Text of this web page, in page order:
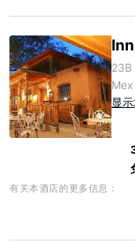
23B
显
有关本酒店的更多信息：